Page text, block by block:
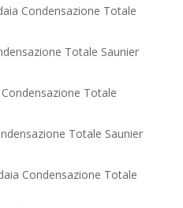
Condensazione Totale
Totale Saunier
Condensazione Totale
Totale Saunier
Condensazione Totale